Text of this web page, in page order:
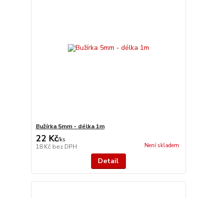
Bužírka 5mm - délka 1m
22 Kč/ks
18 Kč bez DPH Není skladem
Detail